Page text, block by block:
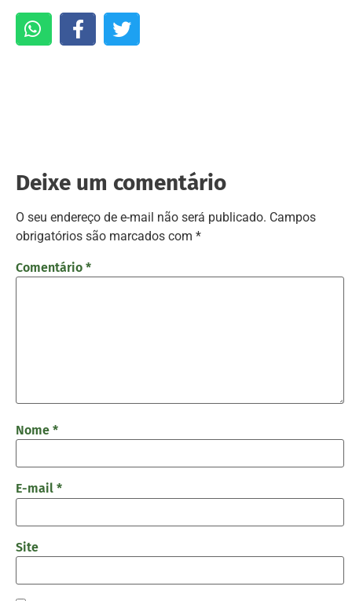
Deixe um comentário
O seu endereço de e-mail não será publicado. Campos
obrigatórios são marcados com *
Comentário *
Nome *
E-mail *
Site